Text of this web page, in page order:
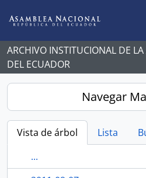
ARCHIVO INSTITUCIONAL DE
DEL ECUADOR
Navegar
Vista de árbol Lista
...